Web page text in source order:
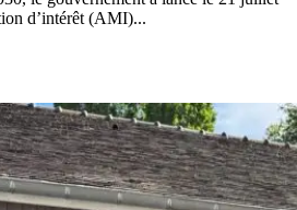
d’intérêt (AMI)...